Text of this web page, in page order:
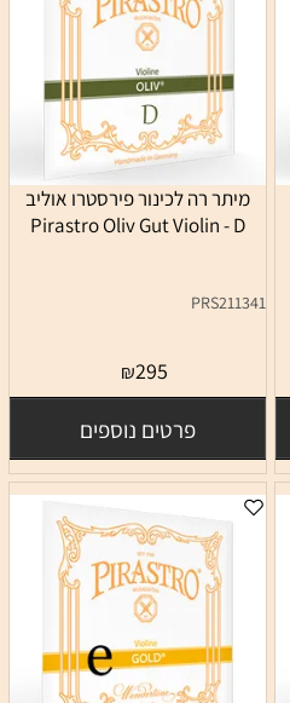
מיתר רה לכינור פירסטרו אוליב
Pirastro Oliv Gut Violin - D
PRS211341
₪295
פרטים נוספים